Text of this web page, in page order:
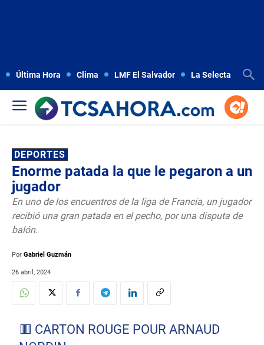
Última Hora Clima LMF El Salvador La Selecta
DEPORTES
Enorme patada la que le pegaron a un
jugador
En uno de los encuentros de la liga de Francia, un jugador
recibió una gran patada en el pecho, por una disputa de
balón.
Por Gabriel Guzmán
26 abril, 2024
🟥 CARTON ROUGE POUR ARNAUD